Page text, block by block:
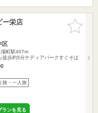
お気に入
りに追加
ー栄店
区
場町駅407m
徒歩約5分ナディアパークすぐそば
旅・一人旅
ランを見る